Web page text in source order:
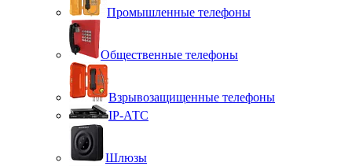
Промышленные телефоны
Общественные телефоны
Взрывозащищенные телефоны
IP-АТС
Шлюзы